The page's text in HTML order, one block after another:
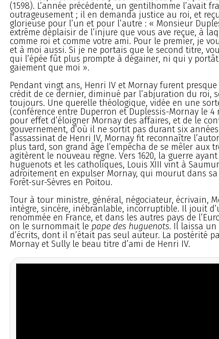
(1598). L’année précédente, un gentilhomme l’avait
outrageusement ; il en demanda justice au roi, et
glorieuse pour l’un et pour l’autre : « Monsieur
extrême déplaisir de l’injure que vous ave reçue, à
comme roi et comme votre ami. Pour le premier, je
et à moi aussi. Si je ne portais que le second titre,
qui l’épée fût plus prompte à dégainer, ni qui y
gaiement que moi ».
Pendant vingt ans, Henri IV et Mornay furent
crédit de ce dernier, diminué par l’abjuration du roi,
toujours. Une querelle théologique, vidée en une
(conférence entre Duperron et Duplessis-Mornay le 4
pour effet d’éloigner Mornay des affaires, et de le
gouvernement, d’où il ne sortit pas durant six
l’assassinat de Henri IV, Mornay fit reconnaître
plus tard, son grand âge l’empêcha de se mêler aux
agitèrent le nouveau règne. Vers 1620, la guerre
huguenots et les catholiques, Louis XIII vint à
adroitement en expulser Mornay, qui mourut dans
Forêt-sur-Sèvres en Poitou.
Tour à tour ministre, général, négociateur, écrivain,
intègre, sincère, inébranlable, incorruptible. Il jouit
renommée en France, et dans les autres pays de
on le surnommait le pape des huguenots. Il laissa
d’écrits, dont il n’était pas seul auteur. La postérité
Mornay et Sully le beau titre d’ami de Henri IV.